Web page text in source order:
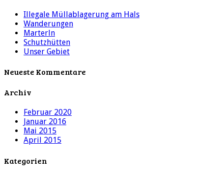
Illegale Müllablagerung am Hals
Wanderungen
Marterln
Schutzhütten
Unser Gebiet
Neueste Kommentare
Archiv
Februar 2020
Januar 2016
Mai 2015
April 2015
Kategorien